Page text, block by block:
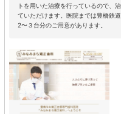
トを用いた治療を行っているので、
ていただけます。医院までは豊橋鉄
2〜３台分のご用意があります。